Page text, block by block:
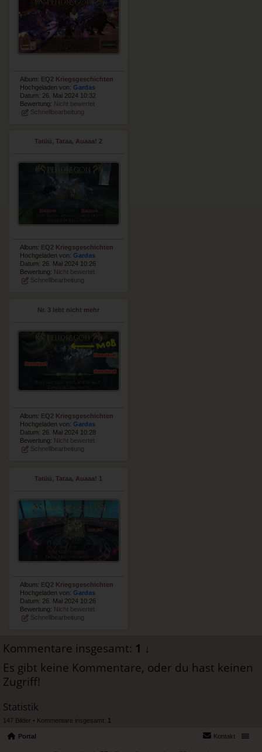
Album: EQ2 Kriegsgeschichten
Hochgeladen von: Gardas
Datum: 26. Mai 2024 10:32
Bewertung: Nicht bewertet
Schnellbearbeitung
Tatüü, Tataa, Auaaa! 2
Album: EQ2 Kriegsgeschichten
Hochgeladen von: Gardas
Datum: 26. Mai 2024 10:26
Bewertung: Nicht bewertet
Schnellbearbeitung
Nr. 3 lebt nicht mehr
Album: EQ2 Kriegsgeschichten
Hochgeladen von: Gardas
Datum: 26. Mai 2024 10:28
Bewertung: Nicht bewertet
Schnellbearbeitung
Tatüü, Tataa, Auaaa! 1
Album: EQ2 Kriegsgeschichten
Hochgeladen von: Gardas
Datum: 26. Mai 2024 10:26
Bewertung: Nicht bewertet
Schnellbearbeitung
Kommentare insgesamt: 1 ↓
Es gibt keine Kommentare, oder du hast keinen
Zugriff!
Statistik
147 Bilder • Kommentare insgesamt: 1
Portal Kontakt